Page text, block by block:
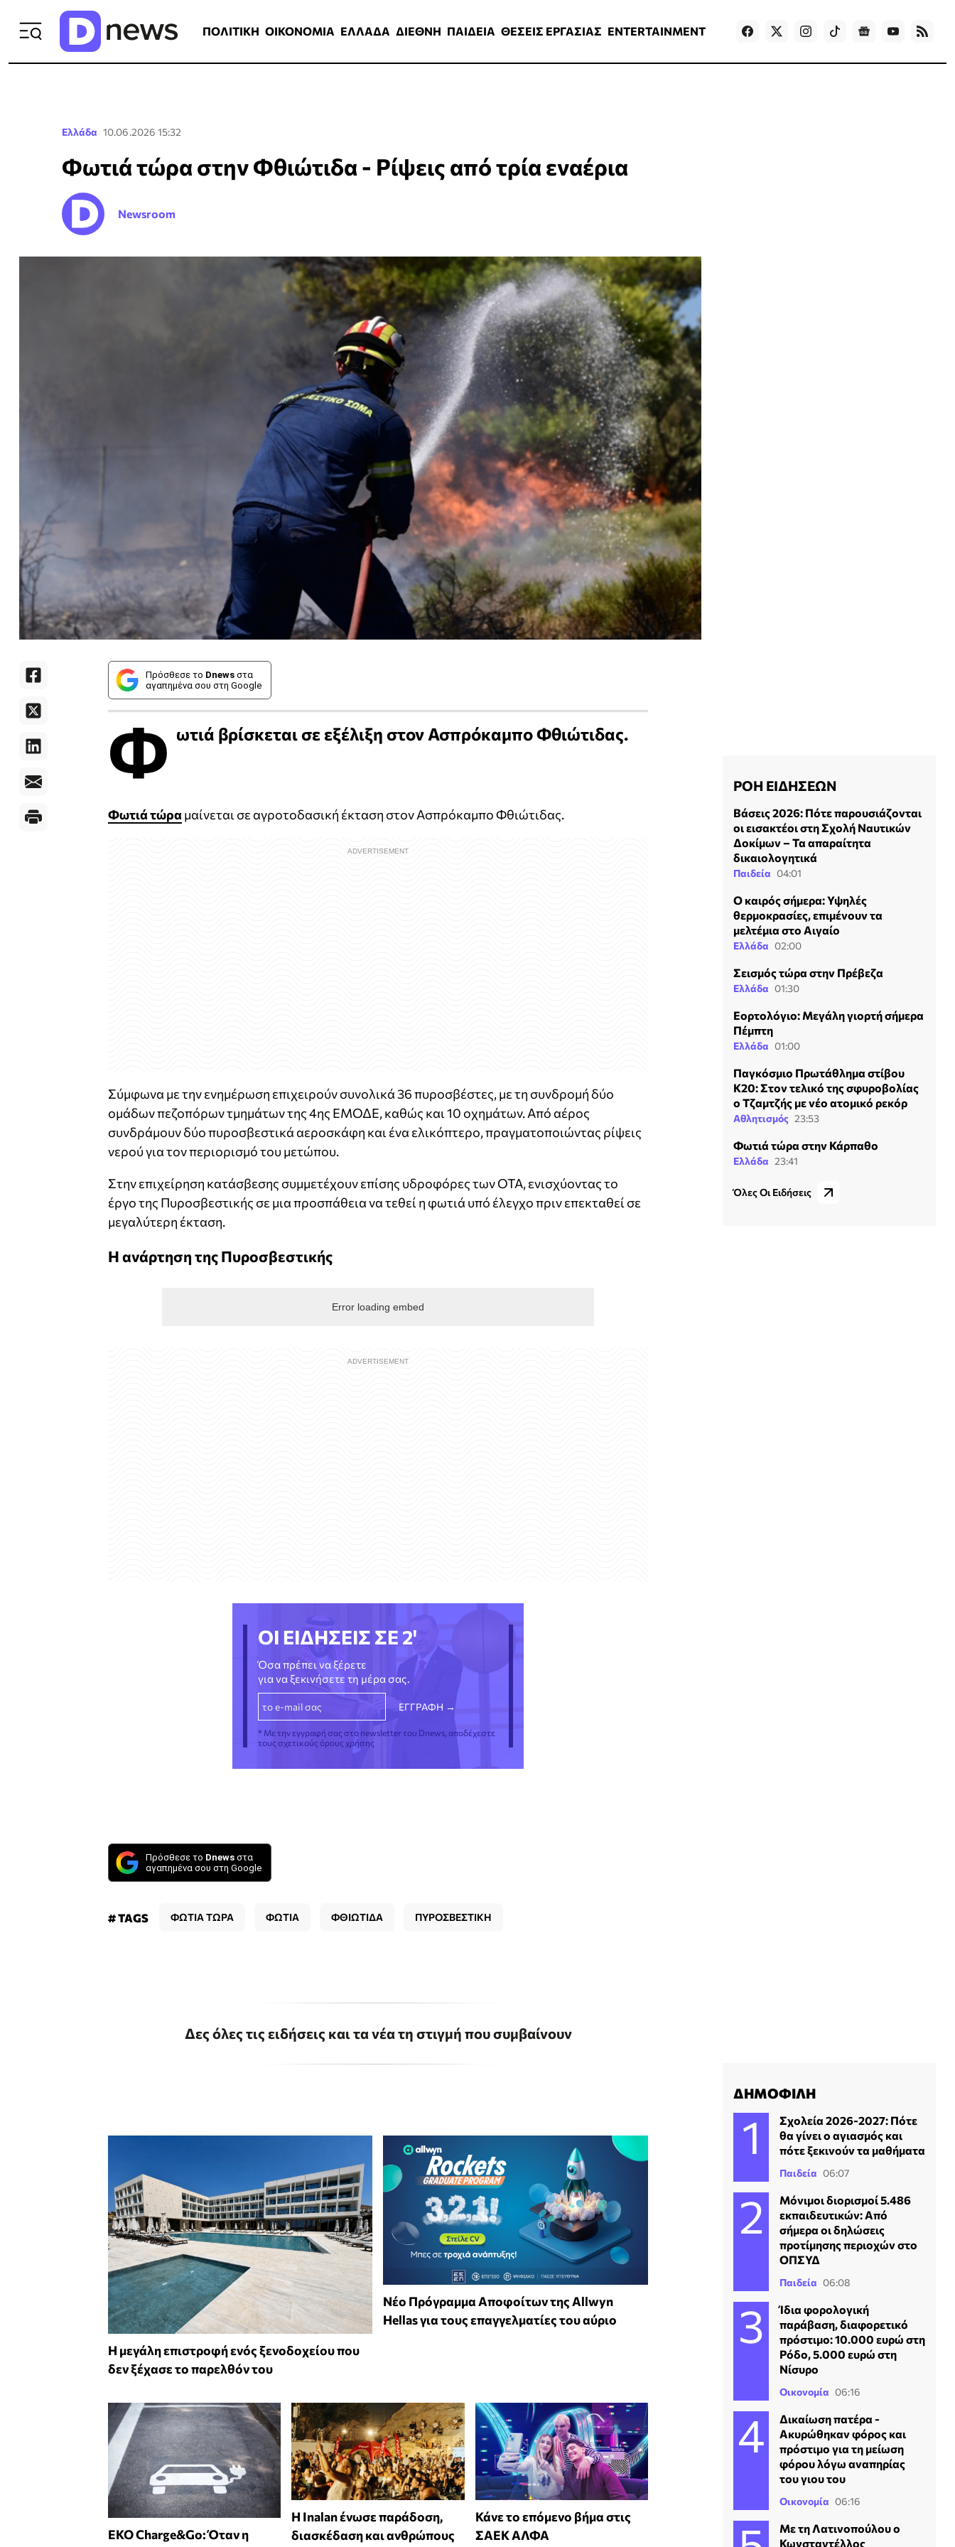
ΠΟΛΙΤΙΚΗ ΟΙΚΟΝΟΜΙΑ ΕΛΛΑΔΑ ΔΙΕΘΝΗ ΠΑΙΔΕΙΑ ΘΕΣΕΙΣ ΕΡΓΑΣΙΑΣ ENTERTAINMENT Games
Ελλάδα 10.06.2026 15:32
Φωτιά τώρα στην Φθιώτιδα - Ρίψεις από τρία εναέρια
Newsroom
Πρόσθεσε το Dnews στα
αγαπημένα σου στη Google
Φ ωτιά βρίσκεται σε εξέλιξη στον Ασπρόκαμπο Φθιώτιδας.
Φωτιά τώρα μαίνεται σε αγροτοδασική έκταση στον Ασπρόκαμπο Φθιώτιδας.
Σύμφωνα με την ενημέρωση επιχειρούν συνολικά 36 πυροσβέστες, με τη συνδρομή δύο
ομάδων πεζοπόρων τμημάτων της 4ης ΕΜΟΔΕ, καθώς και 10 οχημάτων. Από αέρος
συνδράμουν δύο πυροσβεστικά αεροσκάφη και ένα ελικόπτερο, πραγματοποιώντας ρίψεις
νερού για τον περιορισμό του μετώπου.
Στην επιχείρηση κατάσβεσης συμμετέχουν επίσης υδροφόρες των ΟΤΑ, ενισχύοντας το
έργο της Πυροσβεστικής σε μια προσπάθεια να τεθεί η φωτιά υπό έλεγχο πριν επεκταθεί σε
μεγαλύτερη έκταση.
Η ανάρτηση της Πυροσβεστικής
Error loading embed
ΟΙ ΕΙΔΗΣΕΙΣ ΣΕ 2'
Όσα πρέπει να ξέρετε
για να ξεκινήσετε τη μέρα σας.
* Με την εγγραφή σας στο newsletter του Dnews, αποδέχεστε
τους σχετικούς όρους χρήσης
Πρόσθεσε το Dnews στα
αγαπημένα σου στη Google
# TAGS ΦΩΤΙΑ ΤΩΡΑ ΦΩΤΙΑ ΦΘΙΩΤΙΔΑ ΠΥΡΟΣΒΕΣΤΙΚΗ
Δες όλες τις ειδήσεις και τα νέα τη στιγμή που συμβαίνουν
Η μεγάλη επιστροφή ενός ξενοδοχείου που
δεν ξέχασε το παρελθόν του
Νέο Πρόγραμμα Αποφοίτων της Allwyn
Hellas για τους επαγγελματίες του αύριο
EKO Charge&Go: Όταν η
Η Inalan ένωσε παράδοση,
διασκέδαση και ανθρώπους
Κάνε το επόμενο βήμα στις
ΣΑΕΚ ΑΛΦΑ
ΡΟΗ ΕΙΔΗΣΕΩΝ
Βάσεις 2026: Πότε παρουσιάζονται
οι εισακτέοι στη Σχολή Ναυτικών
Δοκίμων – Τα απαραίτητα
δικαιολογητικά
Παιδεία 04:01
Ο καιρός σήμερα: Υψηλές
θερμοκρασίες, επιμένουν τα
μελτέμια στο Αιγαίο
Ελλάδα 02:00
Σεισμός τώρα στην Πρέβεζα
Ελλάδα 01:30
Εορτολόγιο: Μεγάλη γιορτή σήμερα
Πέμπτη
Ελλάδα 01:00
Παγκόσμιο Πρωτάθλημα στίβου
Κ20: Στον τελικό της σφυροβολίας
ο Τζαμτζής με νέο ατομικό ρεκόρ
Αθλητισμός 23:53
Φωτιά τώρα στην Κάρπαθο
Ελλάδα 23:41
Όλες Οι Ειδήσεις
ΔΗΜΟΦΙΛΗ
Σχολεία 2026-2027: Πότε
θα γίνει ο αγιασμός και
πότε ξεκινούν τα μαθήματα
Παιδεία 06:07
Μόνιμοι διορισμοί 5.486
εκπαιδευτικών: Από
σήμερα οι δηλώσεις
προτίμησης περιοχών στο
ΟΠΣΥΔ
Παιδεία 06:08
Ίδια φορολογική
παράβαση, διαφορετικό
πρόστιμο: 10.000 ευρώ στη
Ρόδο, 5.000 ευρώ στη
Νίσυρο
Οικονομία 06:16
Δικαίωση πατέρα -
Ακυρώθηκαν φόρος και
πρόστιμο για τη μείωση
φόρου λόγω αναπηρίας
του γιου του
Οικονομία 06:16
Με τη Λατινοπούλου ο
Κωνσταντέλλος